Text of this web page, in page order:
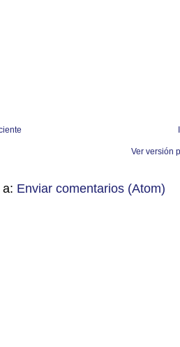
Ver versión
Enviar comentarios (Atom)